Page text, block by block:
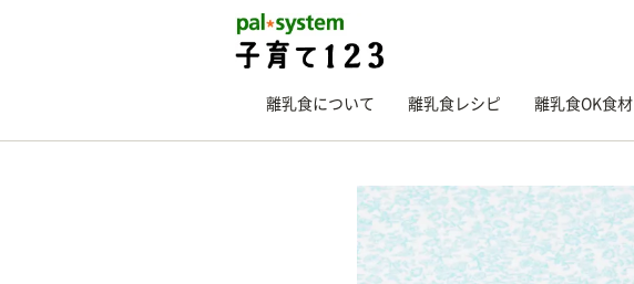
離乳食について 離乳食レシピ 離乳食OK食材